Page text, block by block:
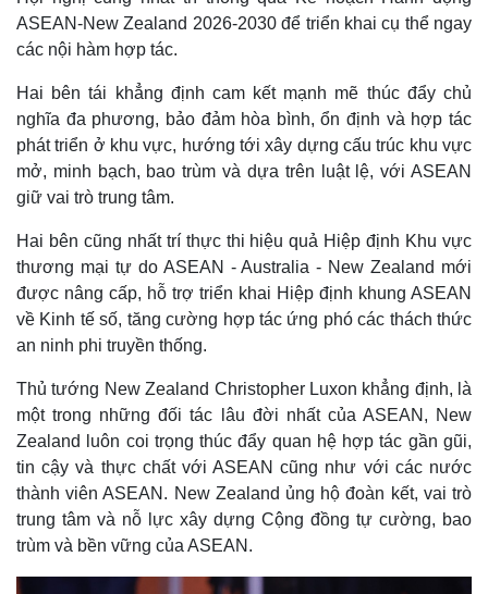
Thế giới
Cuộc sống đó đây
Hồ sơ
Multimedia
E-Magazine
Infographic
ASEAN-New Zealand 2026-2030 để triển khai cụ thể ngay
các nội hàm hợp tác.
Hai bên tái khẳng định cam kết mạnh mẽ thúc đẩy chủ
nghĩa đa phương, bảo đảm hòa bình, ổn định và hợp tác
phát triển ở khu vực, hướng tới xây dựng cấu trúc khu vực
mở, minh bạch, bao trùm và dựa trên luật lệ, với ASEAN
giữ vai trò trung tâm.
Hai bên cũng nhất trí thực thi hiệu quả Hiệp định Khu vực
thương mại tự do ASEAN - Australia - New Zealand mới
được nâng cấp, hỗ trợ triển khai Hiệp định khung ASEAN
về Kinh tế số, tăng cường hợp tác ứng phó các thách thức
an ninh phi truyền thống.
Thủ tướng New Zealand Christopher Luxon khẳng định, là
một trong những đối tác lâu đời nhất của ASEAN, New
Zealand luôn coi trọng thúc đẩy quan hệ hợp tác gần gũi,
tin cậy và thực chất với ASEAN cũng như với các nước
thành viên ASEAN. New Zealand ủng hộ đoàn kết, vai trò
trung tâm và nỗ lực xây dựng Cộng đồng tự cường, bao
trùm và bền vững của ASEAN.